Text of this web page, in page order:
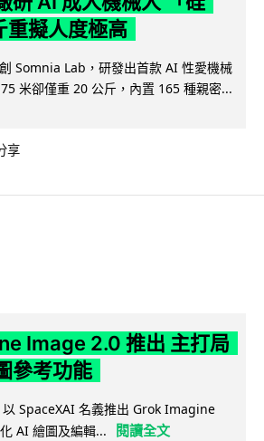
重擬人度極高
Somnia Lab，研發出首款 AI 性愛機械
米卻僅重 20 公斤，內置 165 種親密...
享
Image 2.0 推出 主打局
參考功能
SpaceXAI 名義推出 Grok Imagine
AI 繪圖及編輯...
閱讀全文